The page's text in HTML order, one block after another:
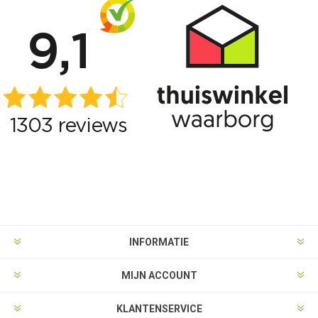
INFORMATIE
MIJN ACCOUNT
KLANTENSERVICE